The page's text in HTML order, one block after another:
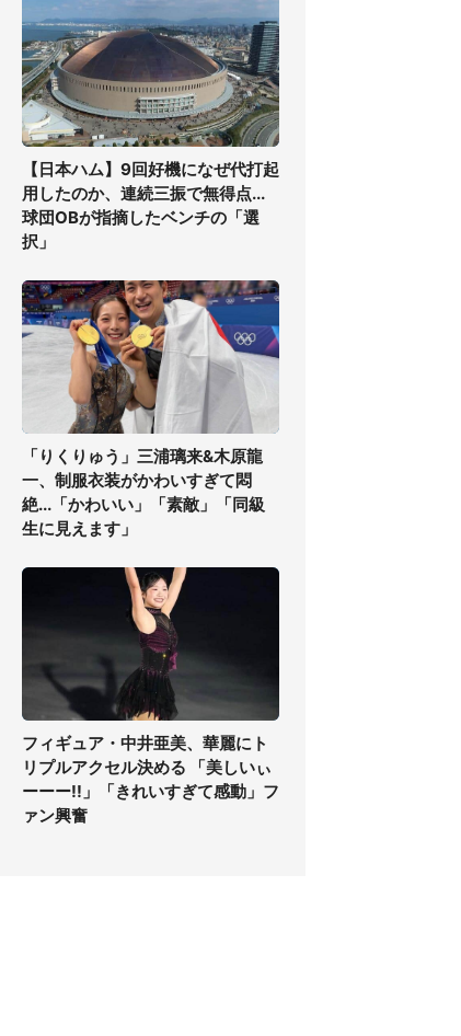
【日本ハム】9回好機になぜ代打起
用したのか、連続三振で無得点...
球団OBが指摘したベンチの「選
択」
「りくりゅう」三浦璃来&木原龍
一、制服衣装がかわいすぎて悶
絶...「かわいい」「素敵」「同級
生に見えます」
フィギュア・中井亜美、華麗にト
リプルアクセル決める 「美しいぃ
ーーー!!」「きれいすぎて感動」フ
ァン興奮